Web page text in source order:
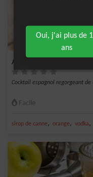
Agua de valencia
Cocktail espagnol regorgeant
Facile
sirop de canne, orange, vodka,
Oui, j'ai plus de
ans